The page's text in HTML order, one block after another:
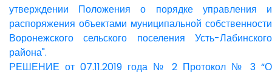
утверждении Положения о порядке управления и
распоряжения объектами муниципальной собственности
Воронежского сельского поселения Усть-Лабинского
района".
РЕШЕНИЕ от 07.11.2019 года № 2 Протокол № 3 “О